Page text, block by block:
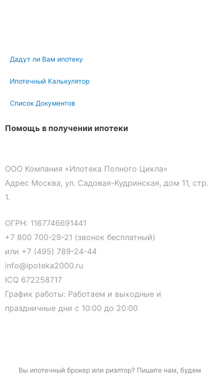
Дадут ли Вам ипотеку
Ипотечный Калькулятор
Список Документов
Помощь в получении ипотеки
ООО Компания «Ипотека Полного Цикла»
Адрес Москва, ул. Садовая-Кудринская, дом 11, стр.
1.
ОГРН: 1167746691441
+7 800 700-29-21 (звонок бесплатный)
или +7 (495) 789-24-44
info@ipoteka2000.ru
ICQ 672258717
График работы: Работаем и выходные и
праздничные дни с 10:00 до 20:00
Вы ипотечный брокерили риэлтор? Пишите нам, будем